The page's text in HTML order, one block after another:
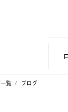
覧 ブログ